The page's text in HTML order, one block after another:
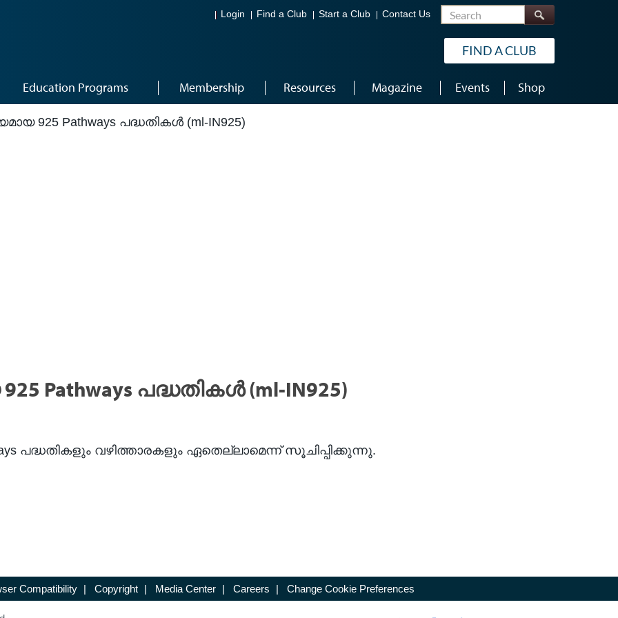
Login Find a Club Start a Club Contact Us Search
FIND A CLUB
Education Programs Membership Resources Magazine Events Shop
925 Pathways പദ്ധതികൾ (ml-IN925)
Pathways പദ്ധതികൾ (ml-IN925)
പദ്ധതികളും വഴിത്താരകളും ഏതെല്ലാമെന്ന് സൂചിപ്പിക്കുന്നു.
Compatibility | Copyright | Media Center | Careers | Change Cookie Preferences